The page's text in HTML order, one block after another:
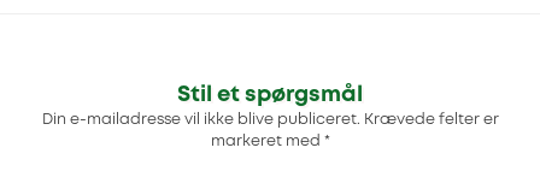
Stil et spørgsmål
Din e-mailadresse vil ikke blive publiceret. Krævede felter er
markeret med *